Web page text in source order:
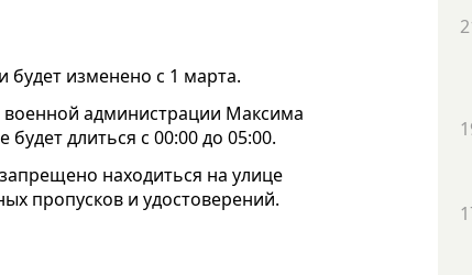
будет изменено с 1 марта.
администрации Максима
длиться с 00:00 до 05:00.
находиться на улице
пропусков и удостоверений.